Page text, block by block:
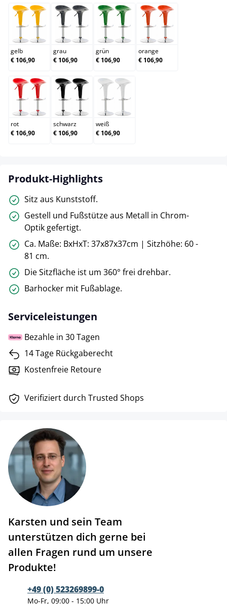
gelb
gelb
€ 106,90
grau
grau
€ 106,90
grün
grün
€ 106,90
orange
orange
€ 106,90
rot
rot
€ 106,90
schwarz
schwarz
€ 106,90
weiß
weiß
€ 106,90
Produkt-Highlights
Sitz aus Kunststoff.
Gestell und Fußstütze aus Metall in Chrom-
Optik gefertigt.
Ca. Maße: BxHxT: 37x87x37cm | Sitzhöhe: 60 -
81 cm.
Die Sitzfläche ist um 360° frei drehbar.
Barhocker mit Fußablage.
Serviceleistungen
Bezahle in 30 Tagen
14 Tage Rückgaberecht
Kostenfreie Retoure
Verifiziert durch Trusted Shops
Karsten und sein Team
unterstützen dich gerne bei
allen Fragen rund um unsere
Produkte!
+49 (0) 523269899-0
Mo-Fr, 09:00 - 15:00 Uhr